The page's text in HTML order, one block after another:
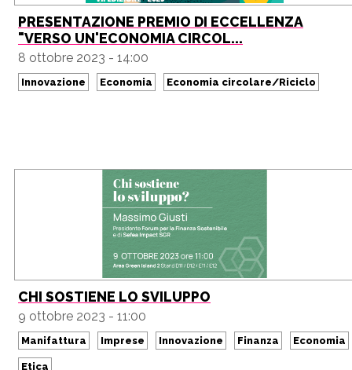
PRESENTAZIONE PREMIO DI ECCELLENZA
"VERSO UN'ECONOMIA CIRCOL...
8 ottobre 2023 - 14:00
Innovazione Economia Economia circolare/Riciclo
CHI SOSTIENE LO SVILUPPO
9 ottobre 2023 - 11:00
Manifattura Imprese Innovazione Finanza Economia
Etica